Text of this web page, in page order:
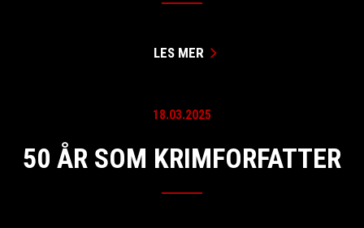
LES MER
18.03.2025
50 ÅR SOM KRIMFORFATTER